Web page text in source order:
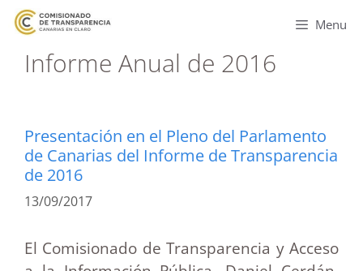
Menu
Informe Anual de 2016
Presentación en el Pleno del Parlamento
de Canarias del Informe de Transparencia
de 2016
13/09/2017
El Comisionado de Transparencia y Acceso